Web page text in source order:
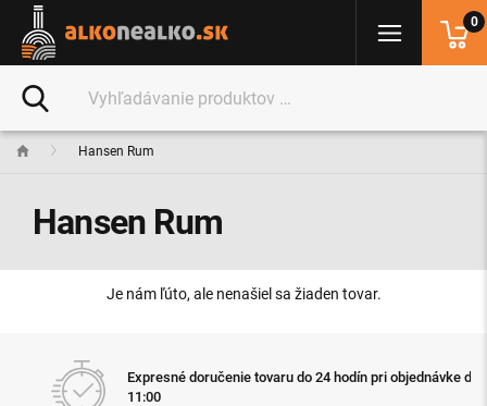
Hansen Rum
Hansen Rum
Je nám ľúto, ale nenašiel sa žiaden tovar.
Expresné doručenie tovaru do 24 hodín pri objednávke do
11:00
0